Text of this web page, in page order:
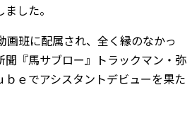
した。
班に配属され、全く縁のなかっ
聞『馬サブロー』トラックマン・弥
ｅでアシスタントデビューを果た